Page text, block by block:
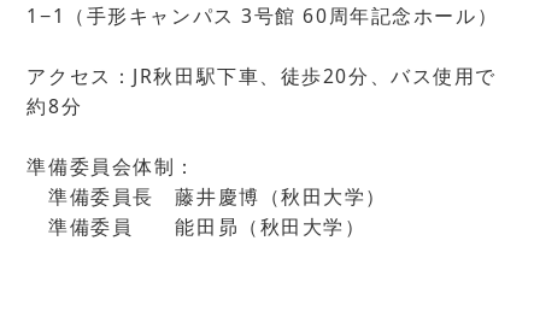
1−1（手形キャンパス 3号館 60周年記念ホール）
アクセス：JR秋田駅下車、徒歩20分、バス使用で
約8分
準備委員会体制：
準備委員長 藤井慶博（秋田大学）
準備委員 能田昴（秋田大学）